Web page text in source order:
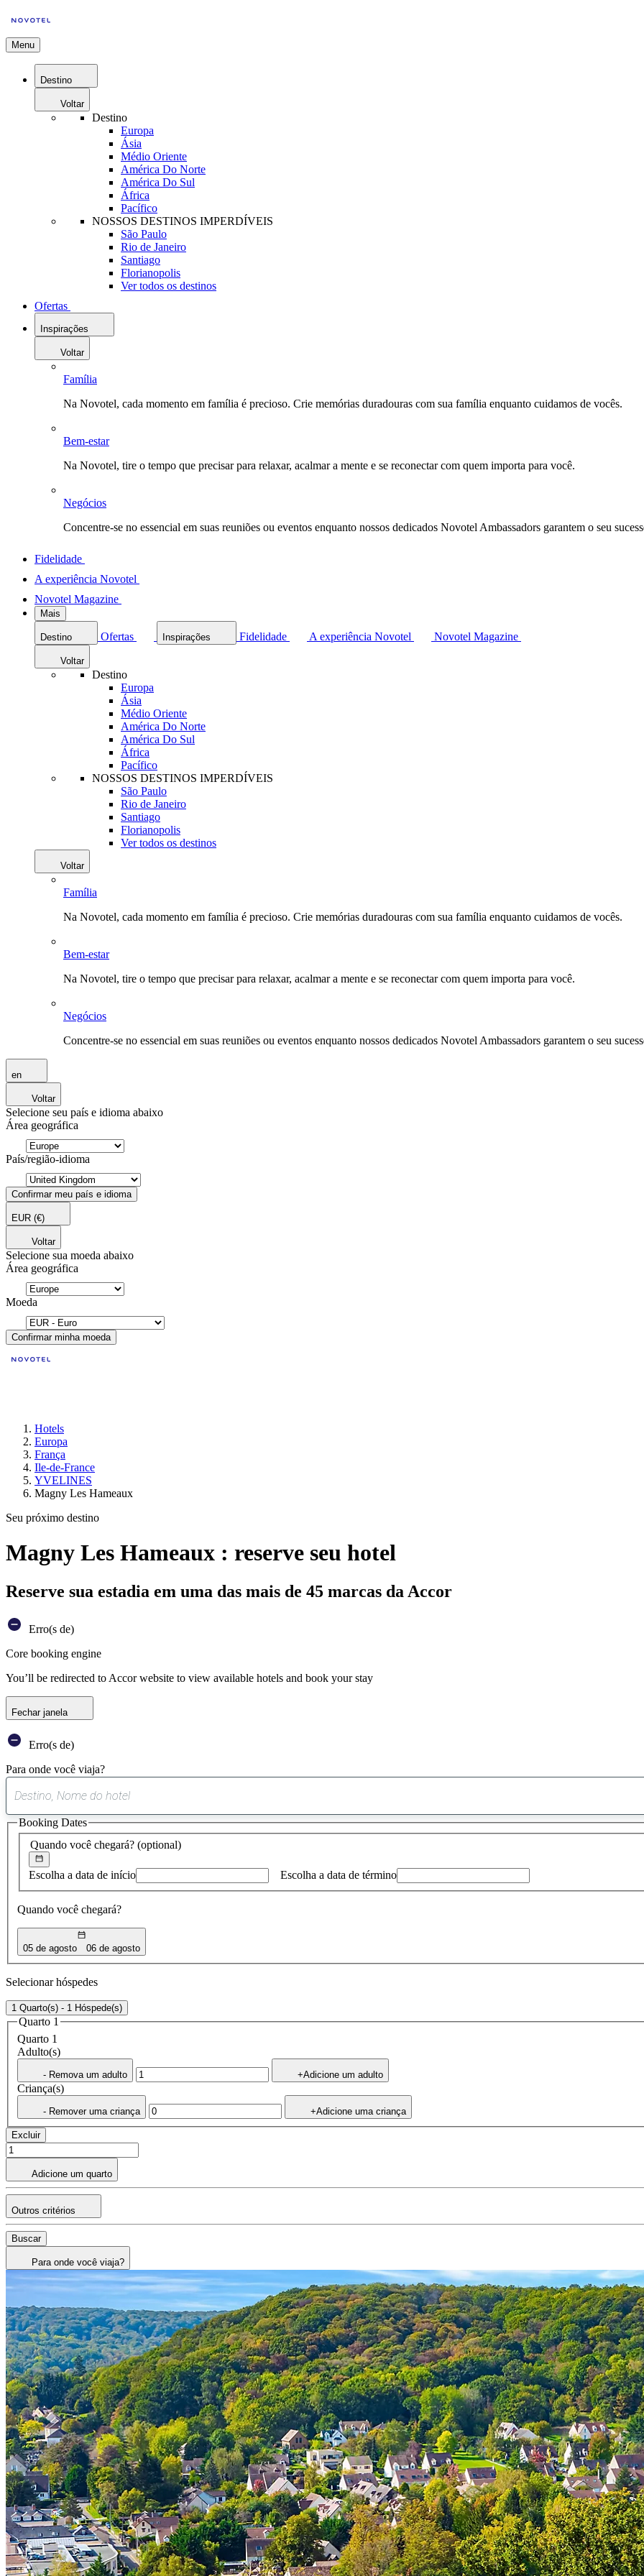
Menu
Destino
Voltar
Destino
Europa
Ásia
Médio Oriente
América Do Norte
América Do Sul
África
Pacífico
NOSSOS DESTINOS IMPERDÍVEIS
São Paulo
Rio de Janeiro
Santiago
Florianopolis
Ver todos os destinos
Ofertas
Inspirações
Voltar
Família
Na Novotel, cada momento em família é precioso. Crie memórias duradouras com sua família enquanto cuidamos de vocês.
Bem-estar
Na Novotel, tire o tempo que precisar para relaxar, acalmar a mente e se reconectar com quem importa para você.
Negócios
Concentre-se no essencial em suas reuniões ou eventos enquanto nossos dedicados Novotel Ambassadors garantem o seu
Fidelidade
A experiência Novotel
Novotel Magazine
Mais
Destino Ofertas Inspirações Fidelidade A experiência Novotel Novotel Magazine
Voltar
Destino
Europa
Ásia
Médio Oriente
América Do Norte
América Do Sul
África
Pacífico
NOSSOS DESTINOS IMPERDÍVEIS
São Paulo
Rio de Janeiro
Santiago
Florianopolis
Ver todos os destinos
Voltar
Família
Na Novotel, cada momento em família é precioso. Crie memórias duradouras com sua família enquanto cuidamos de vocês.
Bem-estar
Na Novotel, tire o tempo que precisar para relaxar, acalmar a mente e se reconectar com quem importa para você.
Negócios
Concentre-se no essencial em suas reuniões ou eventos enquanto nossos dedicados Novotel Ambassadors garantem o seu
en
Voltar
Selecione seu país e idioma abaixo
Área geográfica
País/região-idioma
Confirmar meu país e idioma
EUR (€)
Voltar
Selecione sua moeda abaixo
Área geográfica
Moeda
Confirmar minha moeda
Hotels
Europa
França
Ile-de-France
YVELINES
Magny Les Hameaux
Seu próximo destino
Magny Les Hameaux : reserve seu hotel
Reserve sua estadia em uma das mais de 45 marcas da Accor
Erro(s de)
Core booking engine
You’ll be redirected to Accor website to view available hotels and book your stay
Fechar janela
Erro(s de)
Para onde você viaja?
sugestão
encontrada
Quando você chegará? (optional)
Escolha a data de início Escolha a data de término
Quando você chegará?
05 de agosto 06 de agosto
Booking Dates
Selecionar hóspedes
1 Quarto(s) - 1 Hóspede(s)
Quarto 1
Quarto 1
Adulto(s)
- Remova um adulto +Adicione um adulto
Criança(s)
- Remover uma criança +Adicione uma criança
Excluir
Adicione um quarto
Outros critérios
Buscar
Para onde você viaja?